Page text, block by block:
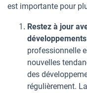
est importante pour
Restez à jour
développements
professionnelle
nouvelles
des
régulièrement.